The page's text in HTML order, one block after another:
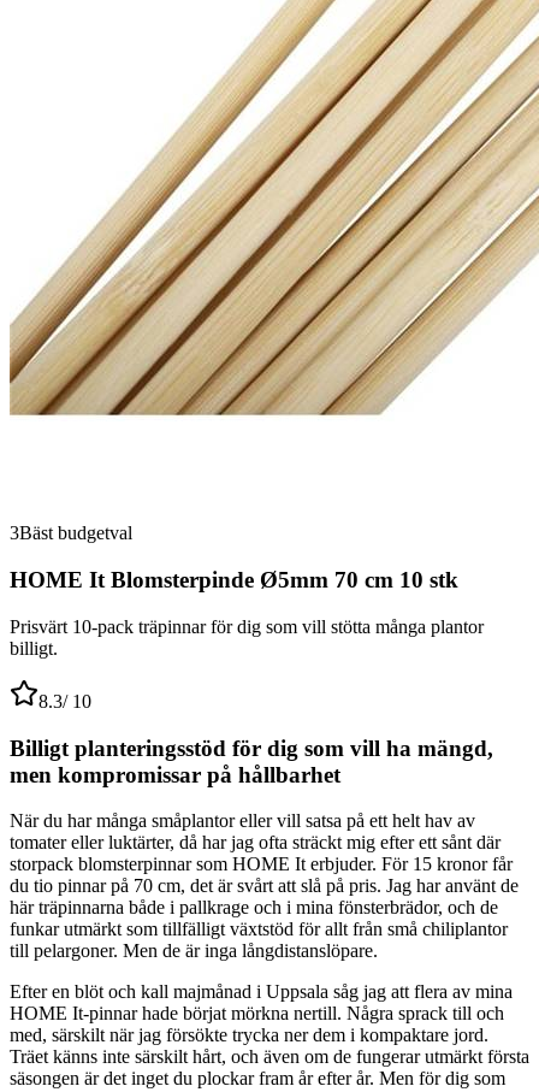
3Bäst budgetval
HOME It Blomsterpinde Ø5mm 70 cm 10 stk
Prisvärt 10-pack träpinnar för dig som vill stötta många plantor
billigt.
8.3/ 10
Billigt planteringsstöd för dig som vill ha mängd,
men kompromissar på hållbarhet
När du har många småplantor eller vill satsa på ett helt hav av
tomater eller luktärter, då har jag ofta sträckt mig efter ett sånt där
storpack blomsterpinnar som HOME It erbjuder. För 15 kronor får
du tio pinnar på 70 cm, det är svårt att slå på pris. Jag har använt de
här träpinnarna både i pallkrage och i mina fönsterbrädor, och de
funkar utmärkt som tillfälligt växtstöd för allt från små chiliplantor
till pelargoner. Men de är inga långdistanslöpare.
Efter en blöt och kall majmånad i Uppsala såg jag att flera av mina
HOME It-pinnar hade börjat mörkna nertill. Några sprack till och
med, särskilt när jag försökte trycka ner dem i kompaktare jord.
Träet känns inte särskilt hårt, och även om de fungerar utmärkt första
säsongen är det inget du plockar fram år efter år. Men för dig som